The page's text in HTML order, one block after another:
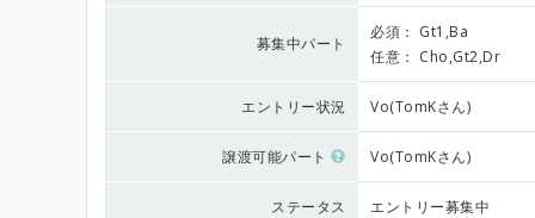
募集中パート
必須： Gt1,Ba
任意： Cho,Gt2,Dr
エントリー状況 Vo(TomKさん)
譲渡可能パート Vo(TomKさん)
ステータス エントリー募集中